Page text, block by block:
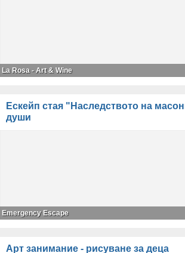
La Rosa - Art & Wine
Ескейп стая "Наследството на
души
Emergency Escape
Арт занимание - рисуване за деца